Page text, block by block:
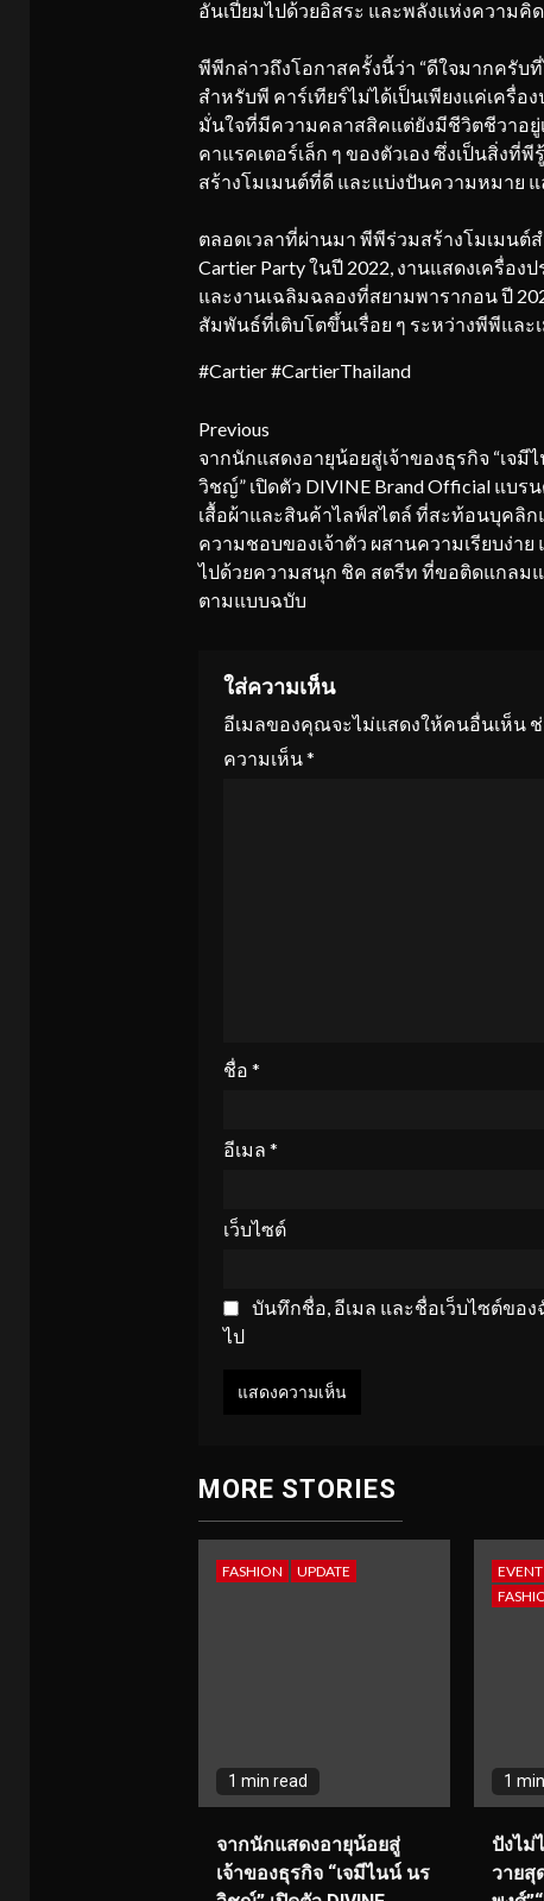
อันเปี่ยมไปด้วยอิสระ และพลังแห่งความคิ
พีพีกล่าวถึงโอกาสครั้งนี้ว่า “ดีใจมากครับ
สำหรับพี คาร์เทียร์ไม่ได้เป็นเพียงแค่เครื่อ
มั่นใจที่มีความคลาสสิคแต่ยังมีชีวิตชีวาอ
คาแรคเตอร์เล็ก ๆ ของตัวเอง ซึ่งเป็นสิ่งที่
สร้างโมเมนต์ที่ดี และแบ่งปันความหมาย
ตลอดเวลาที่ผ่านมา พีพีร่วมสร้างโมเมนต์
Cartier Party ในปี 2022, งานแสดงเครื่อ
และงานเฉลิมฉลองที่สยามพารากอน ปี
สัมพันธ์ที่เติบโตขึ้นเรื่อย ๆ ระหว่างพีพีแล
#Cartier #CartierThailand
Continue
Reading
Previous
จากนักแสดงอายุน้อยสู่เจ้าของธุรกิจ “เจมี
วิชญ์” เปิดตัว DIVINE Brand Official แบร
เสื้อผ้าและสินค้าไลฟ์สไตล์ ที่สะท้อนบุคลิก
ความชอบของเจ้าตัว ผสานความเรียบง่าย
ไปด้วยความสนุก ชิค สตรีท ที่ขอติดแกลมแ
ตามแบบฉบับ
ใส่ความเห็น
อีเมลของคุณจะไม่แสดงให้คนอื่นเห็น
ความเห็น*
ชื่อ *
อีเมล *
เว็บไซต์
บันทึกชื่อ, อีเมล และชื่อเว็บไซต์ขอ
ไป
MORE STORIES
FASHION UPDATE
1 min read
จากนักแสดงอายุน้อยสู่
เจ้าของธุรกิจ “เจมีไนน์ นร
1
ปังไม่
วายสุ